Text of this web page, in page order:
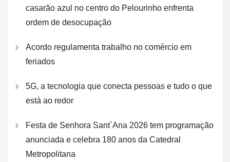
casarão azul no centro do Pelourinho enfrenta
ordem de desocupação
Acordo regulamenta trabalho no comércio em
feriados
5G, a tecnologia que conecta pessoas e tudo o que
está ao redor
Festa de Senhora Sant`Ana 2026 tem programação
anunciada e celebra 180 anos da Catedral
Metropolitana